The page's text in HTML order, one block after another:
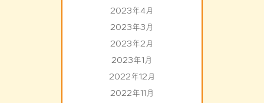
2023年4月
2023年3月
2023年2月
2023年1月
2022年12月
2022年11月